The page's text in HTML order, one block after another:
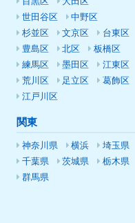
世田谷区
中野区
杉並区
文京区
台東区
豊島区
北区
板橋区
練馬区
墨田区
江東区
荒川区
足立区
葛飾区
江戸川区
関東
神奈川県 横浜
埼玉県
千葉県
茨城県
栃木県
群馬県